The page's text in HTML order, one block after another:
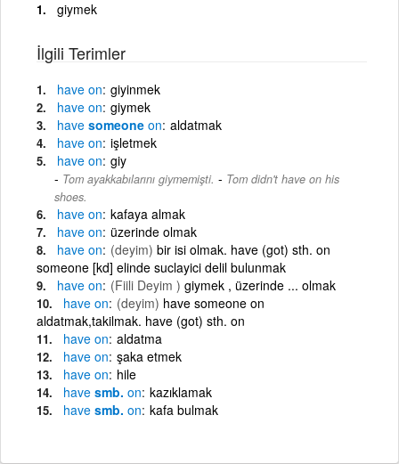
giymek
İlgili Terimler
have on giyinmek
have on giymek
have someone on aldatmak
have on işletmek
have on giy
Tom ayakkabılarını giymemişti. - Tom didn't have on his
shoes.
have on kafaya almak
have on üzerinde olmak
have on (deyim) bir isi olmak. have (got) sth. on
someone [kd] elinde suclayici delil bulunmak
have on (Fiili Deyim ) giymek , üzerinde ... olmak
have on (deyim) have someone on
aldatmak,takilmak. have (got) sth. on
have on aldatma
have on şaka etmek
have on hile
have smb. on kazıklamak
have smb. on kafa bulmak